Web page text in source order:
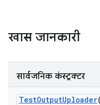
खास जानकारी
सार्वजनिक कंस्ट्रक्टर
TestOutputUploader